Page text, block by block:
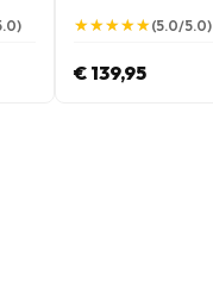
★
★★
★★
★★
★★
★(5.0/5.0)
€ 139,95